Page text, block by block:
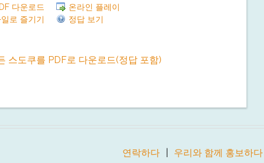
다운로드
온라인 플레이
로 즐기기
정답 보기
스도쿠를 PDF로 다운로드(정답 포함)
연락하다 우리와 함께 홍보하다